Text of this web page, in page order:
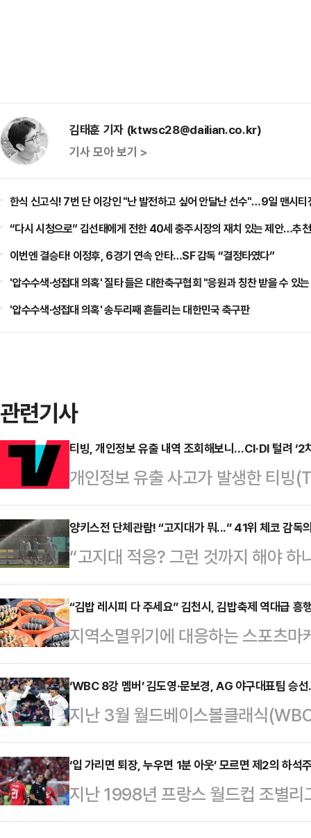
김태훈 기자 (ktwsc28@dailian.co.kr)
기사 모아 보기 >
한식 신고식! 7번 단 이강인 "난 발전하고 싶어 안달난 선수"…9일 맨시티
“다시 시청으로” 김선태에게 전한 40세 충주시장의 재치 있는 제안…추
이번엔 결승타! 이정후, 6경기 연속 안타…SF 감독 “결정타였다”
'압수수색·성접대 의혹' 질타 들은 대한축구협회 "응원과 칭찬 받을 수 있
'압수수색·성접대 의혹' 송두리째 흔들리는 대한민국 축구판
관련기사
티빙, 개인정보 유출 내역 조회해보니…CI·DI 털려 ‘2
개인정보 유출 사고가 발생한 티빙
수 있는 조회 서비스를 시작했다.11
보 유출 조회 안내’를 공지하고, 회
출 항목을 확인할 수 있도록 했다.
출 사고에 따른 후속 대응이다.티빙
베이스에 외부의 비인가 접근이 있
을 확인했다고 밝힌 바 있다. 이후
고, 정부 …
양키스전 단체관람! “고지대가 뭐...” 41위 체코 감독
“고지대 적응? 그런 것까지 해야
축구대표팀 미로슬라프 코우베크
민국 축구 국가대표팀은 12일(한국
디움에서 킥오프하는 ‘2026 국제
그 1차전에서 체코와 충돌한다.경
감독은 "선수들의 고지대 적응 상태
태"라며 "첫 경기를 긍정적으로 보
환경을 모…
“김밥 레시피 다 주세요” 김천시, 김밥축제 역대급
지역소멸위기에 대응하는 스포츠
천시(시장 배낙호)가 그에 못지않은
이어가기 위해 시동을 걸었다.김천
축제’를 앞두고 지역을 대표할 김
따르면, 10월 23일부터 25일까지
펼쳐지는 ‘2026 김천김밥축제’의
발을 위해 ‘제3회 김천김밥쿡킹대
드 대표 음식인 …
‘WBC 8강 멤버’ 김도영·문보경, AG 야구대표팀 승
지난 3월 월드베이스볼클래식
리그 통과와 함께 8강행을 견인했
게임(AG) 대표팀에도 대거 승선했
레스센터에서 류지현 대표팀 감독
한야구소프트볼협회(KBSA) 경기
‘입 가리면 퇴장, 누우면 1분 아웃’ 모르면 제2의 하석
지난 1998년 프랑스 월드컵 조별
첫 선제골의 기쁨을 누렸다. 주인